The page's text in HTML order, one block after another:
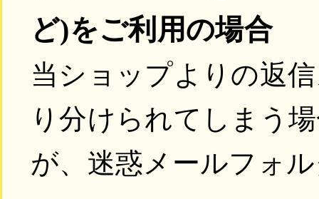
ど)をご利用の場合
当ショップよりの返
り分けられてしまう
が、迷惑メールフォ